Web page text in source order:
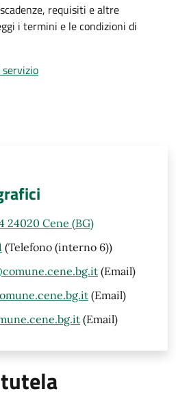
requisiti e altre
i termini e le condizioni di
24020 Cene (BG)
(Telefono (interno 6))
(Email)
(Email)
(Email)